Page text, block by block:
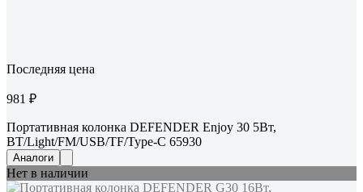
Последняя цена
981 ₽
Портативная колонка DEFENDER Enjoy 30 5Вт,
BT/Light/FM/USB/TF/Type-C 65930
Аналоги
Нет в наличии